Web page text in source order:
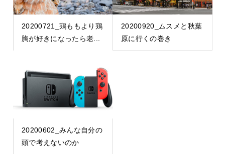
20200721_鶏ももより鶏
胸が好きになったら老...
20200920_ムスメと秋葉
原に行くの巻き
20200602_みんな自分の
頭で考えないのか